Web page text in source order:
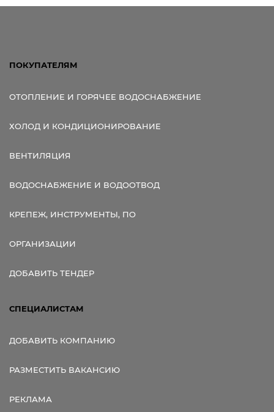
ПОКУПАТЕЛЯМ
ОТОПЛЕНИЕ И ГОРЯЧЕЕ ВОДОСНАБЖЕНИЕ
ХОЛОД И КОНДИЦИОНИРОВАНИЕ
ВЕНТИЛЯЦИЯ
ВОДОСНАБЖЕНИЕ И ВОДООТВОД
КРЕПЕЖ, ИНСТРУМЕНТЫ, ПО
ОРГАНИЗАЦИИ
ДОБАВИТЬ ТЕНДЕР
СПЕЦИАЛИСТАМ
ДОБАВИТЬ КОМПАНИЮ
РАЗМЕСТИТЬ ВАКАНСИЮ
РЕКЛАМА